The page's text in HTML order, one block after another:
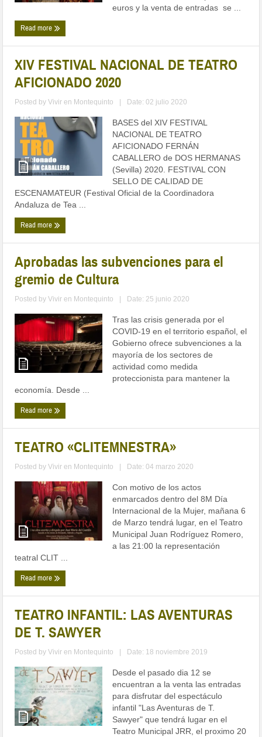
euros y la venta de entradas se ...
Read more
XIV FESTIVAL NACIONAL DE TEATRO
AFICIONADO 2020
Posted byVivir en Montequinto Date: 02 julio 2020
BASES del XIV FESTIVAL
NACIONAL DE TEATRO
AFICIONADO FERNÁN
CABALLERO de DOS HERMANAS
(Sevilla) 2020. FESTIVAL CON
SELLO DE CALIDAD DE
ESCENAMATEUR (Festival Oficial de la Coordinadora
Andaluza de Tea ...
Read more
Aprobadas las subvenciones para el
gremio de Cultura
Posted byVivir en Montequinto Date: 25 junio 2020
Tras las crisis generada por el
COVID-19 en el territorio español, el
Gobierno ofrece subvenciones a la
mayoría de los sectores de
actividad como medida
proteccionista para mantener la
economía. Desde ...
Read more
TEATRO «CLITEMNESTRA»
Posted byVivir en Montequinto Date: 04 marzo 2020
Con motivo de los actos
enmarcados dentro del 8M Día
Internacional de la Mujer, mañana 6
de Marzo tendrá lugar, en el Teatro
Municipal Juan Rodríguez Romero,
a las 21:00 la representación
teatral CLIT ...
Read more
TEATRO INFANTIL: LAS AVENTURAS
DE T. SAWYER
Posted byVivir en Montequinto Date: 18 noviembre 2019
Desde el pasado dia 12 se
encuentran a la venta las entradas
para disfrutar del espectáculo
infantil "Las Aventuras de T.
Sawyer" que tendrá lugar en el
Teatro Municipal JRR, el proximo 20